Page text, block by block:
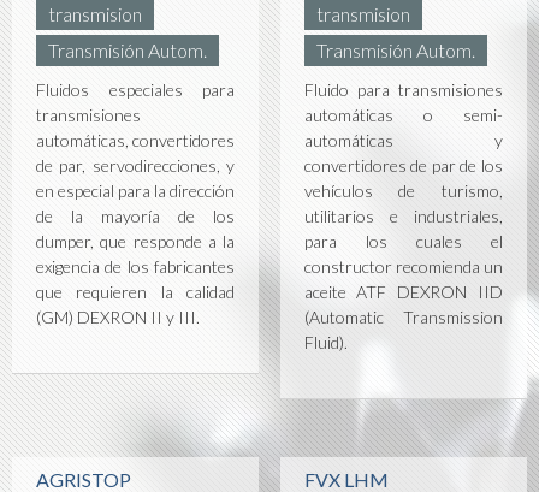
transmision
Transmisión Autom.
Fluidos especiales para
transmisiones
automáticas, convertidores
de par, servodirecciones, y
en especial para la dirección
de la mayoría de los
dumper, que responde a la
exigencia de los fabricantes
que requieren la calidad
(GM) DEXRON II y III.
transmision
Transmisión Autom.
Fluido para transmisiones
automáticas o semi-
automáticas y
convertidores de par de los
vehículos de turismo,
utilitarios e industriales,
para los cuales el
constructor recomienda un
aceite ATF DEXRON IID
(Automatic Transmission
Fluid).
AGRISTOP
FVX LHM